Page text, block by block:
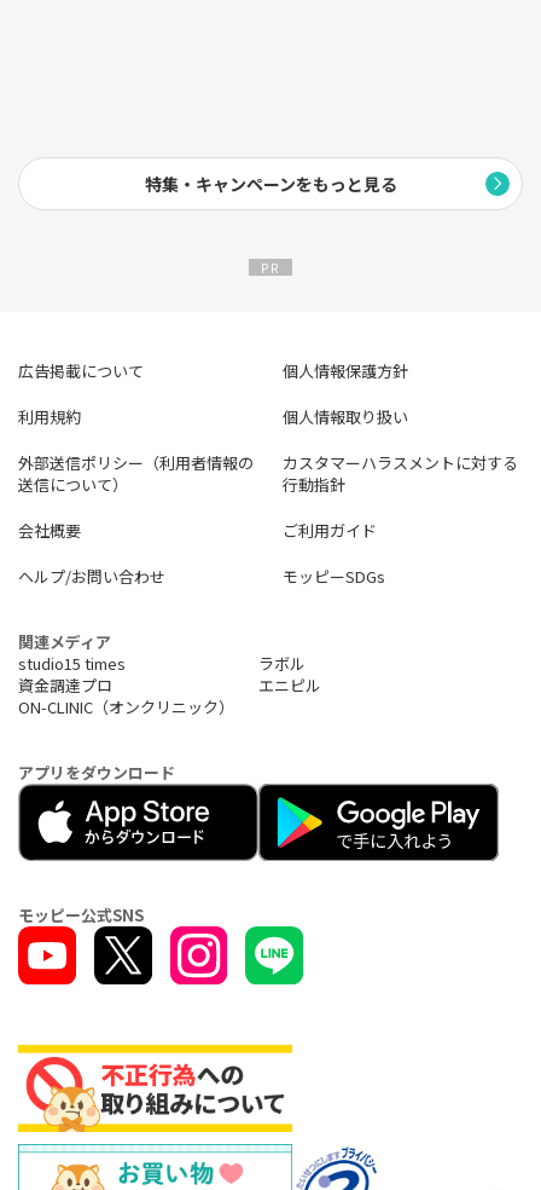
特集・キャンペーンをもっと見る
広告掲載について
個人情報保護方針
利用規約
個人情報取り扱い
外部送信ポリシー（利用者情報の
送信について）
カスタマーハラスメントに対する
行動指針
会社概要
ご利用ガイド
ヘルプ/お問い合わせ
モッピーSDGs
関連メディア
studio15 times
ラボル
資金調達プロ
エニピル
ON-CLINIC（オンクリニック）
アプリをダウンロード
モッピー公式SNS